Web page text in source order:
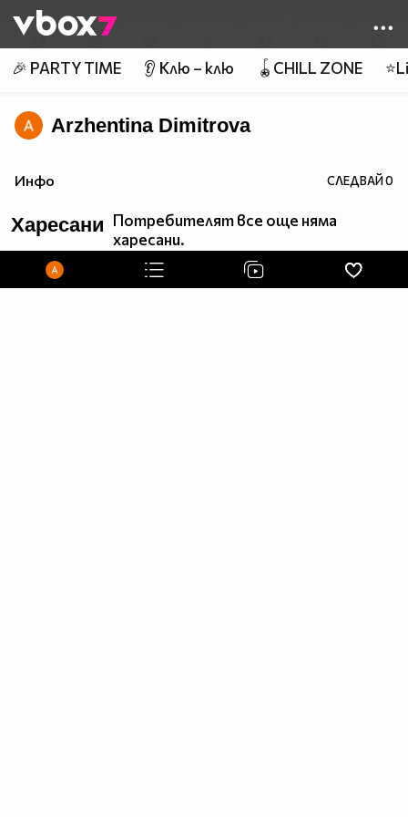
👾
🎉 PARTY TIME 👂 Клю – клю 🪀CHILL ZONE
Arzhentina Dimitrova
Инфо СЛЕДВАЙ0
Харесани Потребителят все още няма
харесани.